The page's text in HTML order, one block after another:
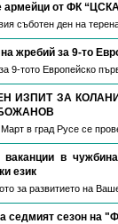
армейци от ФК
съботен ден на
жребий за 9-то
9-тото Европейско
ИЗПИТ ЗА
в град Русе се
ваканции​ в
език
за развитието на
седмият сезон на